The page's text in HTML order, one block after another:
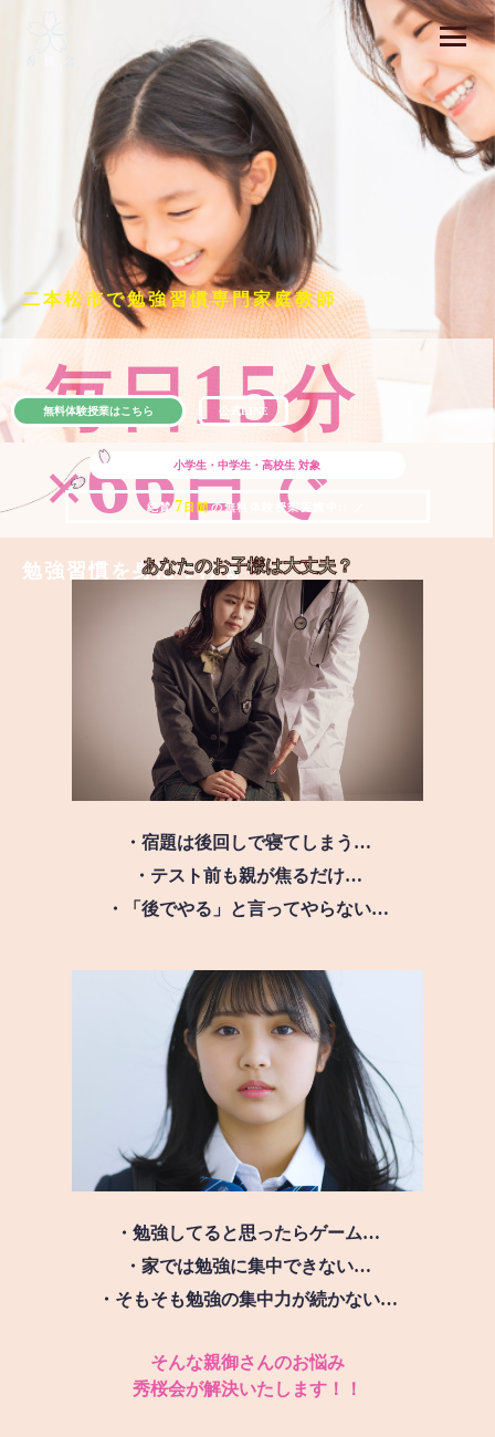
二本松市で勉強習慣専門家庭教師
毎日15分
×66日で
勉強習慣を身につける
小学生・中学生・高校生 対象
＼ 絶賛 7 日間の無料体験授業実施中!! ／
無料体験授業はこちら 公式LINE
あなたのお子様は大丈夫？
・宿題は後回しで寝てしまう…
・テスト前も親が焦るだけ…
・「後でやる」と言ってやらない…
・勉強してると思ったらゲーム…
・家では勉強に集中できない…
・そもそも勉強の集中力が続かない…
そんな親御さんのお悩み
秀桜会が解決いたします！！